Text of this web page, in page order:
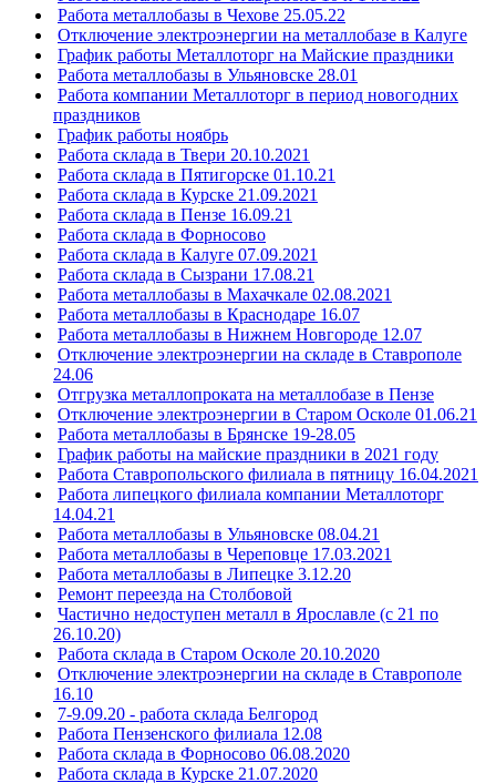
Работа металлобазы в Чехове 25.05.22
Отключение электроэнергии на металлобазе в Калуге
График работы Металлоторг на Майские праздники
Работа металлобазы в Ульяновске 28.01
Работа компании Металлоторг в период новогодних
праздников
График работы ноябрь
Работа склада в Твери 20.10.2021
Работа склада в Пятигорске 01.10.21
Работа склада в Курске 21.09.2021
Работа склада в Пензе 16.09.21
Работа склада в Форносово
Работа склада в Калуге 07.09.2021
Работа склада в Сызрани 17.08.21
Работа металлобазы в Махачкале 02.08.2021
Работа металлобазы в Краснодаре 16.07
Работа металлобазы в Нижнем Новгороде 12.07
Отключение электроэнергии на складе в Ставрополе
24.06
Отгрузка металлопроката на металлобазе в Пензе
Отключение электроэнергии в Старом Осколе 01.06.21
Работа металлобазы в Брянске 19-28.05
График работы на майские праздники в 2021 году
Работа Ставропольского филиала в пятницу 16.04.2021
Работа липецкого филиала компании Металлоторг
14.04.21
Работа металлобазы в Ульяновске 08.04.21
Работа металлобазы в Череповце 17.03.2021
Работа металлобазы в Липецке 3.12.20
Ремонт переезда на Столбовой
Частично недоступен металл в Ярославле (с 21 по
26.10.20)
Работа склада в Старом Осколе 20.10.2020
Отключение электроэнергии на складе в Ставрополе
16.10
7-9.09.20 - работа склада Белгород
Работа Пензенского филиала 12.08
Работа склада в Форносово 06.08.2020
Работа склада в Курске 21.07.2020